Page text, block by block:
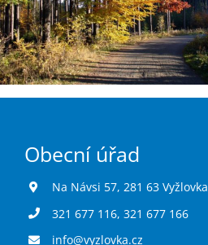
Obecní úřad
Na Návsi 57, 281 63 Vyžlovka
321 677 116, 321 677 166
info@vyzlovka.cz